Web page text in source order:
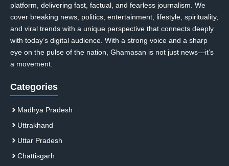
platform, delivering fast, factual, and fearless journalism. We
cover breaking news, politics, entertainment, lifestyle, spirituality,
and viral trends with a unique perspective that connects deeply
with today’s digital audience. With a strong voice and a sharp
eye on the pulse of the nation, Ghamasan is not just news—it’s
a movement.
Categories
Madhya Pradesh
Uttrakhand
Uttar Pradesh
Chattisgarh